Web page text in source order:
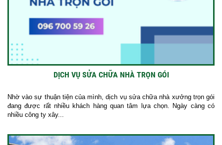
DỊCH VỤ SỬA CHỮA NHÀ TRỌN GÓI
Nhờ vào sự thuận tiện của mình, dịch vụ sửa chữa nhà xưởng trọn gói
đang được rất nhiều khách hàng quan tâm lựa chọn. Ngày càng có
nhiều công ty xây...